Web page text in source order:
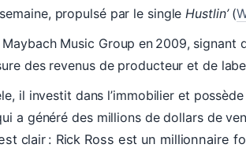
propulsé par le single Hustlin’(
Music Group en 2009, signant
des revenus de producteur et de
il investit dans l’immobilier et
a généré des millions de dollars de
clair : Rick Ross est un millionnaire